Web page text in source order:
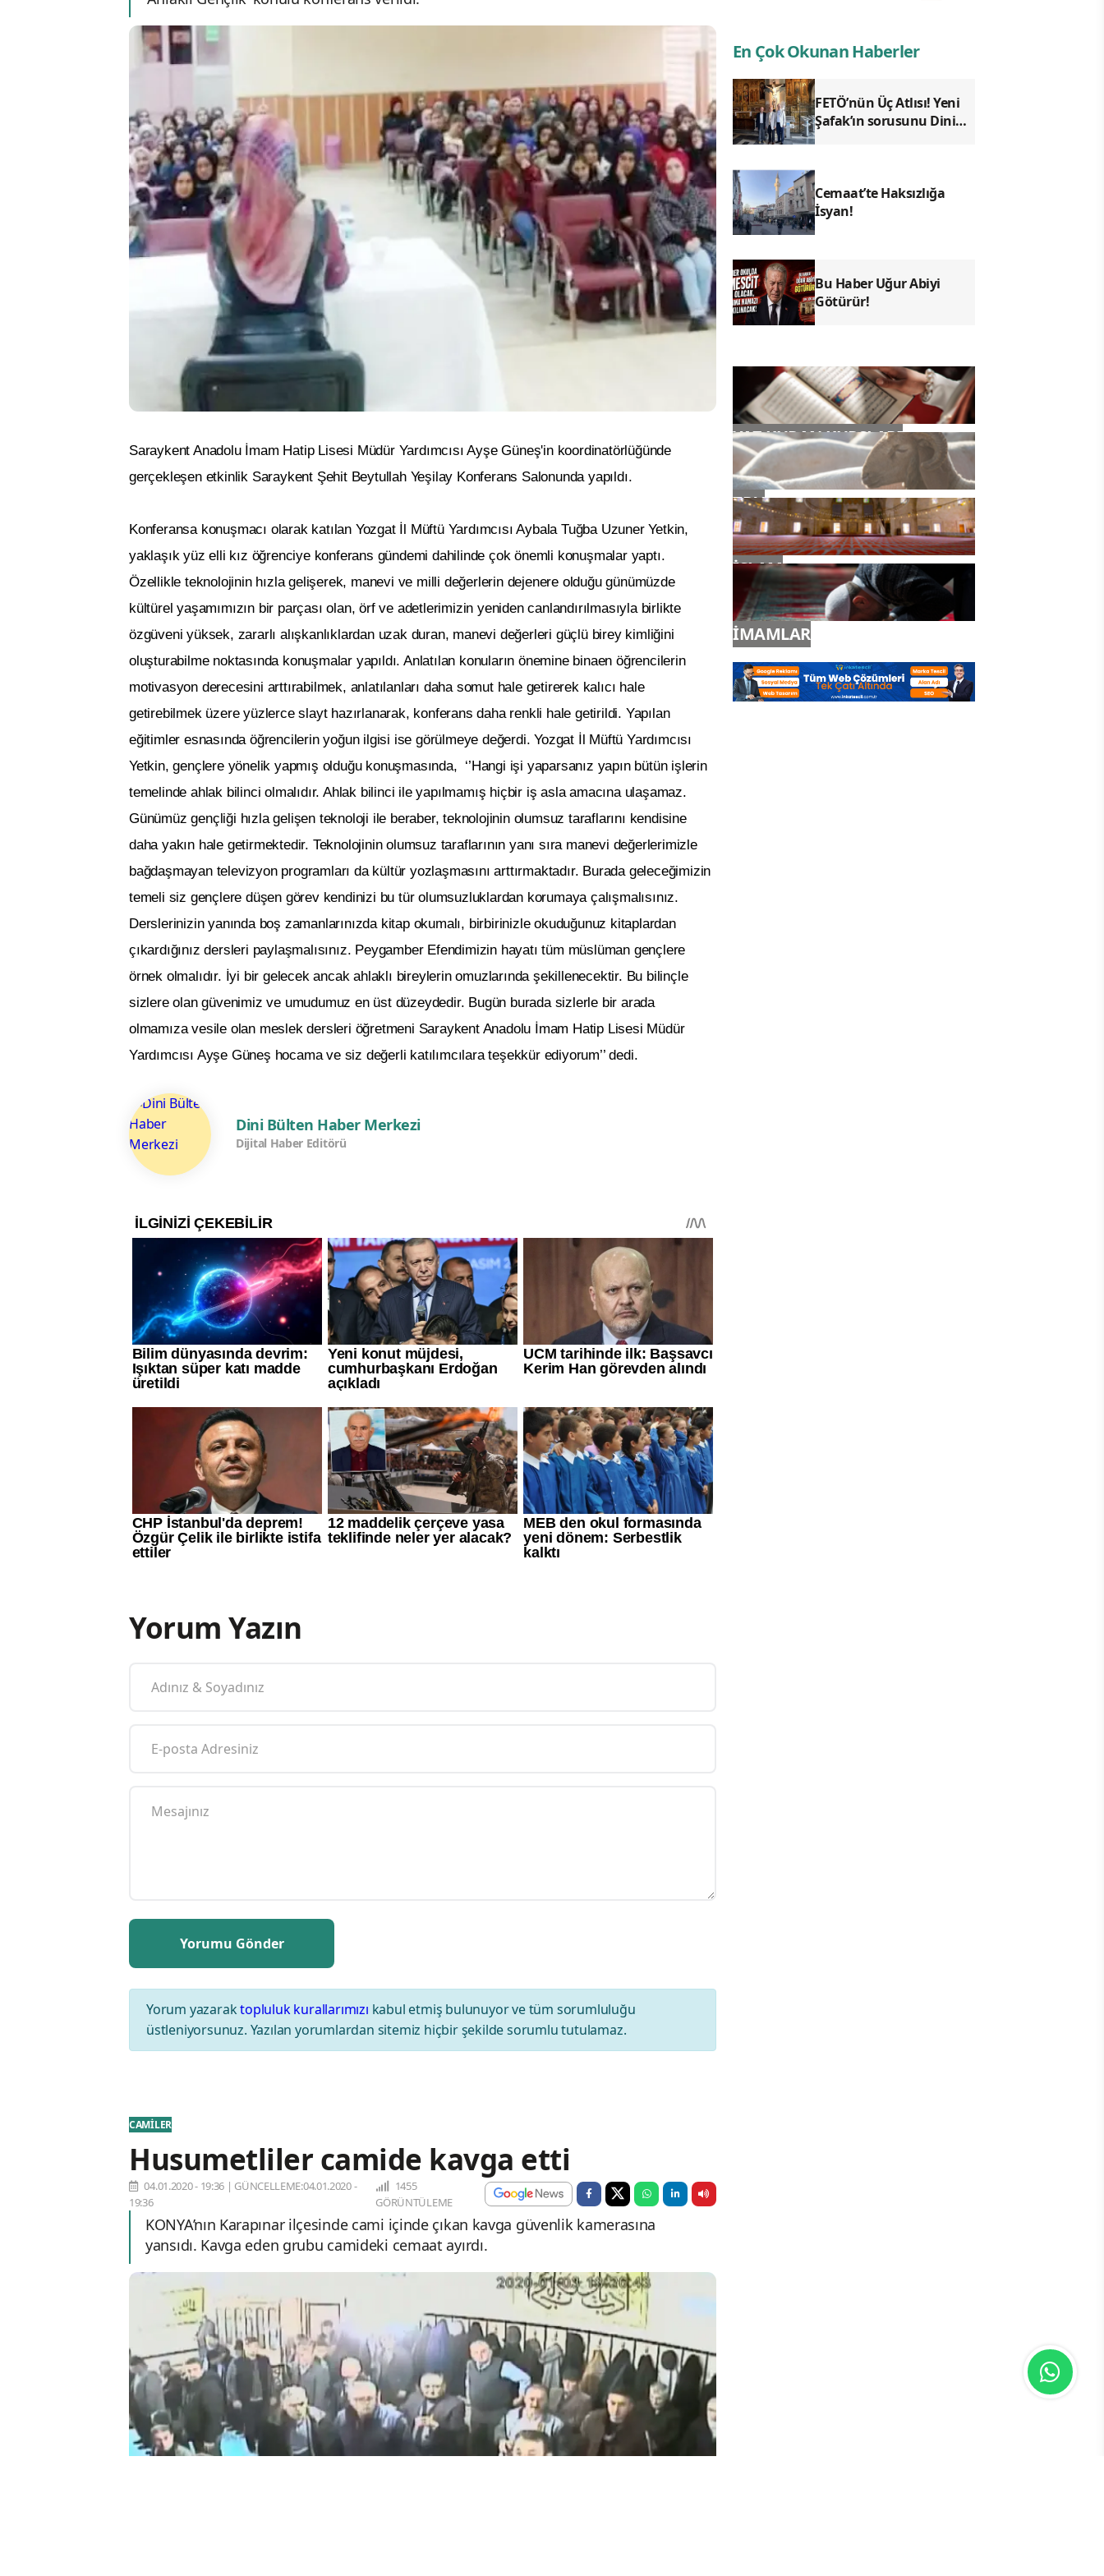
Saraykent Anadolu İmam Hatip Lisesi Müdür Yardımcısı Ayşe Güneş'in koordinatörlüğünde
gerçekleşen etkinlik Saraykent Şehit Beytullah Yeşilay Konferans Salonunda yapıldı.
Konferansa konuşmacı olarak katılan Yozgat İl Müftü Yardımcısı Aybala Tuğba Uzuner Yetkin,
yaklaşık yüz elli kız öğrenciye konferans gündemi dahilinde çok önemli konuşmalar yaptı.
Özellikle teknolojinin hızla gelişerek, manevi ve milli değerlerin dejenere olduğu günümüzde
kültürel yaşamımızın bir parçası olan, örf ve adetlerimizin yeniden canlandırılmasıyla birlikte
özgüveni yüksek, zararlı alışkanlıklardan uzak duran, manevi değerleri güçlü birey kimliğini
oluşturabilme noktasında konuşmalar yapıldı. Anlatılan konuların önemine binaen öğrencilerin
motivasyon derecesini arttırabilmek, anlatılanları daha somut hale getirerek kalıcı hale
getirebilmek üzere yüzlerce slayt hazırlanarak, konferans daha renkli hale getirildi. Yapılan
eğitimler esnasında öğrencilerin yoğun ilgisi ise görülmeye değerdi. Yozgat İl Müftü Yardımcısı
Yetkin, gençlere yönelik yapmış olduğu konuşmasında, ‘’Hangi işi yaparsanız yapın bütün işlerin
temelinde ahlak bilinci olmalıdır. Ahlak bilinci ile yapılmamış hiçbir iş asla amacına ulaşamaz.
Günümüz gençliği hızla gelişen teknoloji ile beraber, teknolojinin olumsuz taraflarını kendisine
daha yakın hale getirmektedir. Teknolojinin olumsuz taraflarının yanı sıra manevi değerlerimizle
bağdaşmayan televizyon programları da kültür yozlaşmasını arttırmaktadır. Burada geleceğimizin
temeli siz gençlere düşen görev kendinizi bu tür olumsuzluklardan korumaya çalışmalısınız.
Derslerinizin yanında boş zamanlarınızda kitap okumalı, birbirinizle okuduğunuz kitaplardan
çıkardığınız dersleri paylaşmalısınız. Peygamber Efendimizin hayatı tüm müslüman gençlere
örnek olmalıdır. İyi bir gelecek ancak ahlaklı bireylerin omuzlarında şekillenecektir. Bu bilinçle
sizlere olan güvenimiz ve umudumuz en üst düzeydedir. Bugün burada sizlerle bir arada
olmamıza vesile olan meslek dersleri öğretmeni Saraykent Anadolu İmam Hatip Lisesi Müdür
Yardımcısı Ayşe Güneş hocama ve siz değerli katılımcılara teşekkür ediyorum’’ dedi.
Dini Bülten Haber Merkezi
Dijital Haber Editörü
Yorum Yazın
Yorum yazaraktopluluk kurallarımızı kabul etmiş bulunuyor ve tüm sorumluluğu
üstleniyorsunuz. Yazılan yorumlardan sitemiz hiçbir şekilde sorumlu tutulamaz.
CAMİLER
Husumetliler camide kavga etti
04.01.2020 - 19:36 | GÜNCELLEME:04.01.2020 -
19:36
1455
GÖRÜNTÜLEME
KONYA’nın Karapınar ilçesinde cami içinde çıkan kavga güvenlik kamerasına
yansıdı. Kavga eden grubu camideki cemaat ayırdı.
En Çok Okunan Haberler
FETÖ’nün Üç Atlısı! Yeni
Şafak’ın sorusunu Dini
Cemaat’te Haksızlığa
İsyan!
Bu Haber Uğur Abiyi
Götürür!
YAZ KURAN KURSLARI
TDV
İSLAM
İMAMLAR